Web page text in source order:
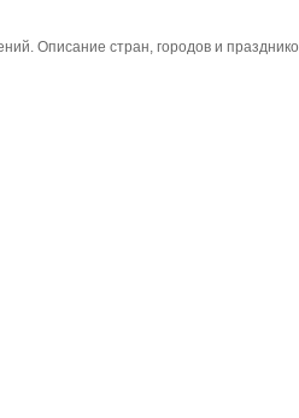
Описание стран, городов и